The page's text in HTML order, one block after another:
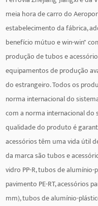
meia hora de carro do
estabelecimento da fábrica,
benefício mútuo e win-win"
produção de tubos e
equipamentos de produção
do estrangeiro. Todos os
norma internacional do
com a norma internacional do
qualidade do produto é
acessórios têm uma vida útil
da marca são tubos e
vidro PP-R, tubos de
pavimento PE-RT, acessórios
mm), tubos de alumínio-